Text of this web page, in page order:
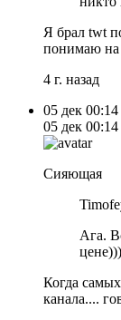
Я брал twt
понимаю на
4 г. назад
05 дек 00:14
05 дек 00:14
Сияющая
Ага.
цене)))
Когда
канала....